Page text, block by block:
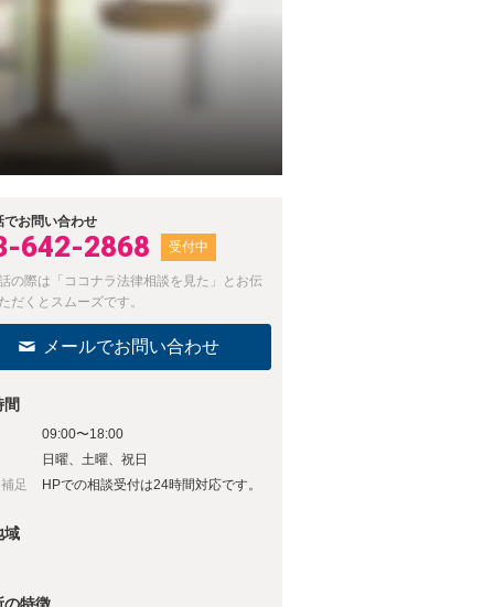
でお問い合わせ
642-2868 受付中
の際は「ココナラ法律相談を見た」とお伝
だくとスムーズです。
メールでお問い合わせ
09:00〜18:00
日曜、土曜、祝日
足
HPでの相談受付は24時間対応です。
域